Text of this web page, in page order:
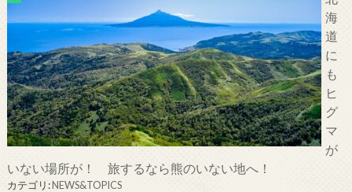
海
道
に
も
ヒ
グ
マ
が
いない場所が！ 旅するなら熊のいない地へ！
カテゴリ:NEWS&TOPICS